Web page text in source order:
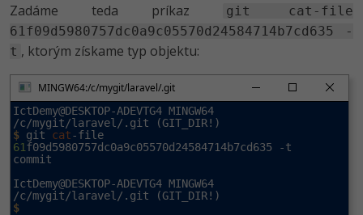
Zadáme teda príkaz
git cat-file
61f09d5980757dc0a9c05570d24584714b7cd635 -
t , ktorým získame typ objektu:
MINGW64:/c/mygit/laravel/.git
IctDemy@DESKTOP-ADEVTG4 MINGW64
$ git cat
61f09d5980757dc0a9c05570d24584714b7cd635 -t
commit
IctDemy@DESKTOP-ADEVTG4 MINGW64
$